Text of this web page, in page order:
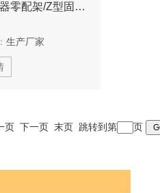
C型集电器零配架/Z型固定框
生产厂家
页 下一页 末页 跳转到第 页